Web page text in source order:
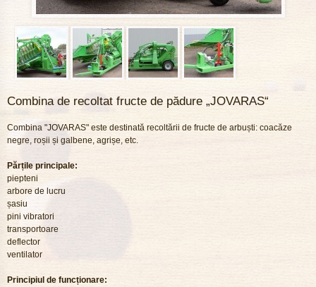
Combina de recoltat fructe de pădure „JOVARAS“
Combina "JOVARAS" este destinată recoltării de fructe de arbuști: coacăze
negre, roșii și galbene, agrișe, etc.
Părțile principale:
piepteni
arbore de lucru
șasiu
pini vibratori
transportoare
deflector
ventilator
Principiul de funcționare: